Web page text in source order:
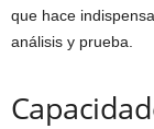
que hace
análisis y prueba.